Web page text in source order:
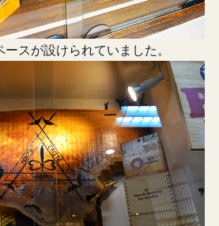
スが設けられていました。